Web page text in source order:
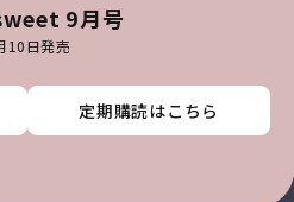
9月号
10日発売
定期購読はこちら
定期購読はこちら
定期購読はこちら
定期購読はこちら